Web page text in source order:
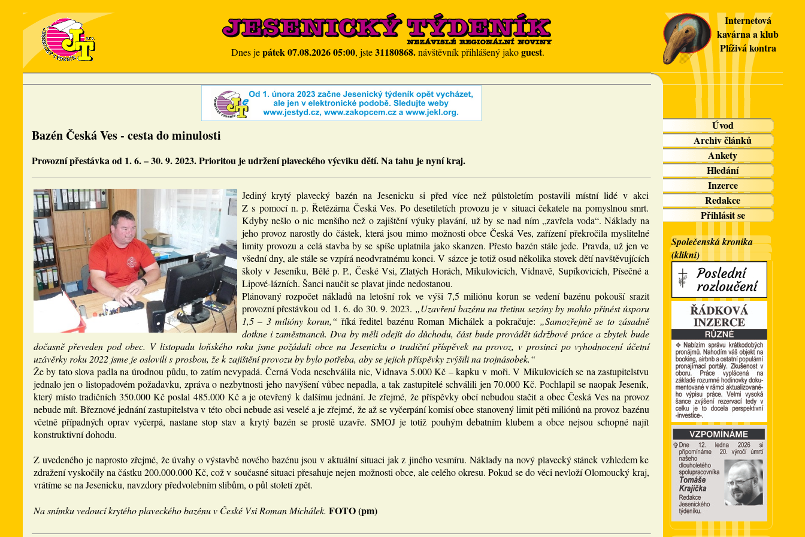
Dnes jepátek 07.08.2026 05:00, jste31180868.návštěvník přihlášený jakoguest.
Internetová
kavárna a klub
Plíživá kontra
Bazén Česká Ves - cesta do minulosti
Provozní přestávka od 1. 6. – 30. 9. 2023. Prioritou je udržení plaveckého výcviku dětí. Na tahu je nyní kraj.
Jediný krytý plavecký bazén na Jesenicku si před více než půlstoletím postavili místní lidé v akci
Z s pomocí n. p. Řetězárna Česká Ves. Po desetiletích provozu je v situaci čekatele na pomyslnou smrt.
Kdyby nešlo o nic menšího než o zajištění výuky plavání, už by se nad ním „zavřela voda“. Náklady na
jeho provoz narostly do částek, která jsou mimo možnosti obce Česká Ves, zařízení překročila myslitelné
limity provozu a celá stavba by se spíše uplatnila jako skanzen. Přesto bazén stále jede. Pravda, už jen ve
všední dny, ale stále se vzpírá neodvratnému konci. V sázce je totiž osud několika stovek dětí navštěvujících
školy v Jeseníku, Bělé p. P., České Vsi, Zlatých Horách, Mikulovicích, Vidnavě, Supíkovicích, Písečné a
Lipové-lázních. Šanci naučit se plavat jinde nedostanou.
Plánovaný rozpočet nákladů na letošní rok ve výši 7,5 miliónu korun se vedení bazénu pokouší srazit
provozní přestávkou od 1. 6. do 30. 9. 2023. „Uzavření bazénu na třetinu sezóny by mohlo přinést úsporu
1,5 – 3 milióny korun,“ říká ředitel bazénu Roman Michálek a pokračuje: „Samozřejmě se to zásadně
dotkne i zaměstnanců. Dva by měli odejít do důchodu, část bude provádět údržbové práce a zbytek bude
dočasně převeden pod obec. V listopadu loňského roku jsme požádali obce na Jesenicku o tradiční příspěvek na provoz, v prosinci po vyhodnocení účetní
uzávěrky roku 2022 jsme je oslovili s prosbou, že k zajištění provozu by bylo potřeba, aby se jejich příspěvky zvýšili na trojnásobek.“
Že by tato slova padla na úrodnou půdu, to zatím nevypadá. Černá Voda neschválila nic, Vidnava 5.000 Kč – kapku v moři. V Mikulovicích se na zastupitelstvu
jednalo jen o listopadovém požadavku, zpráva o nezbytnosti jeho navýšení vůbec nepadla, a tak zastupitelé schválili jen 70.000 Kč. Pochlapil se naopak Jeseník,
který místo tradičních 350.000 Kč poslal 485.000 Kč a je otevřený k dalšímu jednání. Je zřejmé, že příspěvky obcí nebudou stačit a obec Česká Ves na provoz
nebude mít. Březnové jednání zastupitelstva v této obci nebude asi veselé a je zřejmé, že až se vyčerpání komisí obce stanovený limit pěti miliónů na provoz bazénu
včetně případných oprav vyčerpá, nastane stop stav a krytý bazén se prostě uzavře. SMOJ je totiž pouhým debatním klubem a obce nejsou schopné najít
konstruktivní dohodu.
Z uvedeného je naprosto zřejmé, že úvahy o výstavbě nového bazénu jsou v aktuální situaci jak z jiného vesmíru. Náklady na nový plavecký stánek vzhledem ke
zdražení vyskočily na částku 200.000.000 Kč, což v současné situaci přesahuje nejen možnosti obce, ale celého okresu. Pokud se do věci nevloží Olomoucký kraj,
vrátíme se na Jesenicku, navzdory předvolebním slibům, o půl století zpět.
Na snímku vedoucí krytého plaveckého bazénu v České Vsi Roman Michálek. FOTO (pm)
Úvod
Archiv článků
Ankety
Hledání
Inzerce
Redakce
Přihlásit se
Společenská kronika
(klikni)